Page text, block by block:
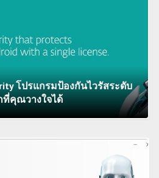
โปรแกรมป้องกันไวรัสระดับ
ที่คุณวางใจได้